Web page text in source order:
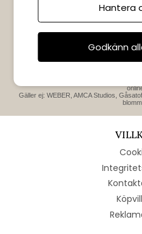
PRENUMERERA
Tips, exklusiva erbjudanden
Gäller ej: WEBER, AMCA Studios,
Hantera
Godkänn